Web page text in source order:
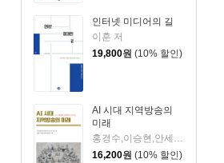
인터넷 미디어의 길
이훈 저
19,800원 (10% 할인)
AI 시대 지역방송의
미래
16,200원 (10% 할인)